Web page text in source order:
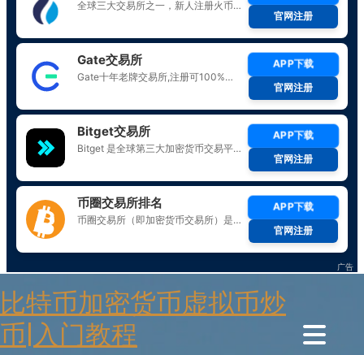
to
content
比特币加密货币虚拟币炒
币|入门教程